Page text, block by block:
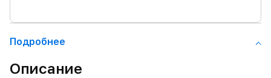
Подробнее
Описание